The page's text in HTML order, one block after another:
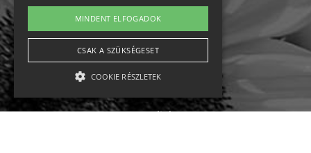
Impresszum-kapcsolat
Jogi nyilatkozat
English
MINDENT ELFOGADOK
CSAK A SZÜKSÉGESET
COOKIE RÉSZLETEK